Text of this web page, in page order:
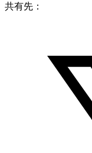
共有先：